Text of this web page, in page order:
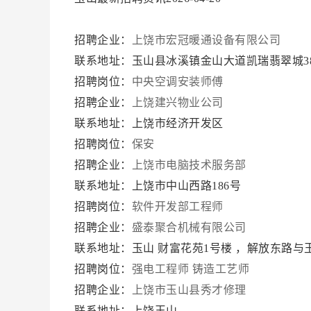
招聘企业：
上饶市宏冠暖通设备有限公司
联系地址：玉山县冰溪镇金山大道凯瑞翡翠城
招聘岗位： 中央空调安装师傅
招聘企业：
上饶建兴物业公司
联系地址：上饶市经济开发区
招聘岗位： 保安
招聘企业：
上饶市电脑技术服务部
联系地址：上饶市中山西路186号
招聘岗位： 软件开发部工程师
招聘企业： 盛泰聚合机械有限公司
联系地址：玉山 财富花苑1号楼 ，解放东路与
招聘岗位： 强电工程师 铸造工艺师
招聘企业：
上饶市玉山县秀才修理